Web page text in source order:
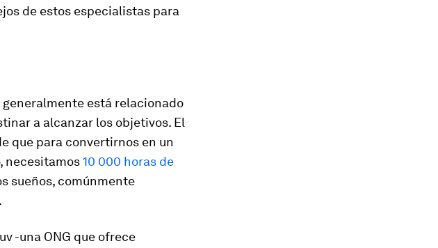
de estos especialistas para
está relacionado
a alcanzar los objetivos. El
que para convertirnos en un
necesitamos10 000 horas de
sueños, comúnmente
-una ONG que ofrece